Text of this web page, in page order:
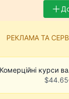
РЕКЛАМА ТА
Комерційні курси
$44.65